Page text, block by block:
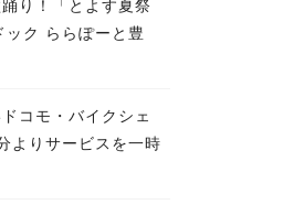
り！「とよす夏祭
ク ららぽーと豊
コモ・バイクシェ
よりサービスを一時